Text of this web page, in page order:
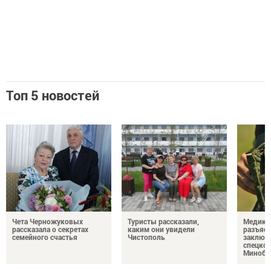
Топ 5 новостей
Чета Черножуковых
рассказала о секретах
семейного счастья
Туристы рассказали,
каким они увидели
Чистополь